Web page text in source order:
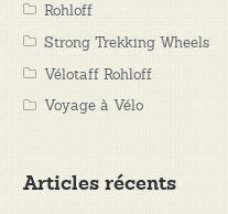
Rohloff
Strong Trekking Wheels
Vélotaff Rohloff
Voyage à Vélo
Articles récents